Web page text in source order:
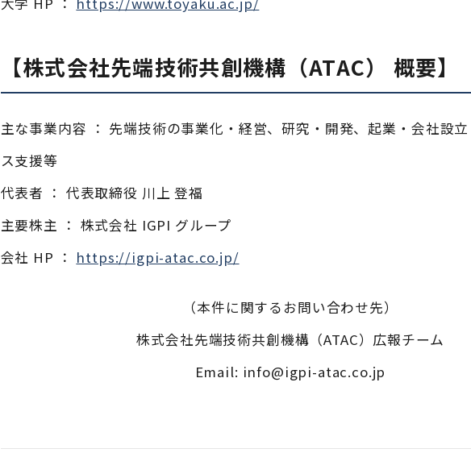
【株式会社先端技術共創機構（ATAC） 概要】
主な事業内容 ： 先端技術の事業化・経営、研究・開発、起業・会社設
ス支援等
代表者 ： 代表取締役 川上 登福
主要株主 ： 株式会社 IGPI グループ
会社 HP ： https://igpi-atac.co.jp/
（本件に関するお問い合わせ先）
株式会社先端技術共創機構（ATAC）広報チーム
Email: info@igpi-atac.co.jp